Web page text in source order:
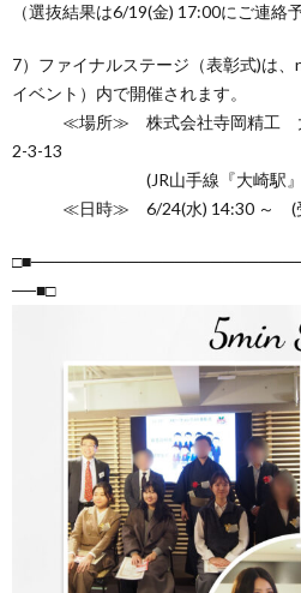
（選抜結果は6/19(金) 17:00にご連絡予
7）ファイナルステージ（表彰式)は
イベント）内で開催されます。
≪場所≫ 株式会社寺岡精工 大
2-3-13
(JR山手線『大崎駅』南改
≪日時≫ 6/24(水) 14:30 ～ (受
──■□